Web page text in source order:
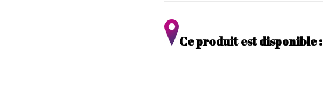
Ce produit est disponible :